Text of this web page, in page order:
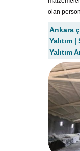
olan
Ankara
Yalıtım
Yalıtım